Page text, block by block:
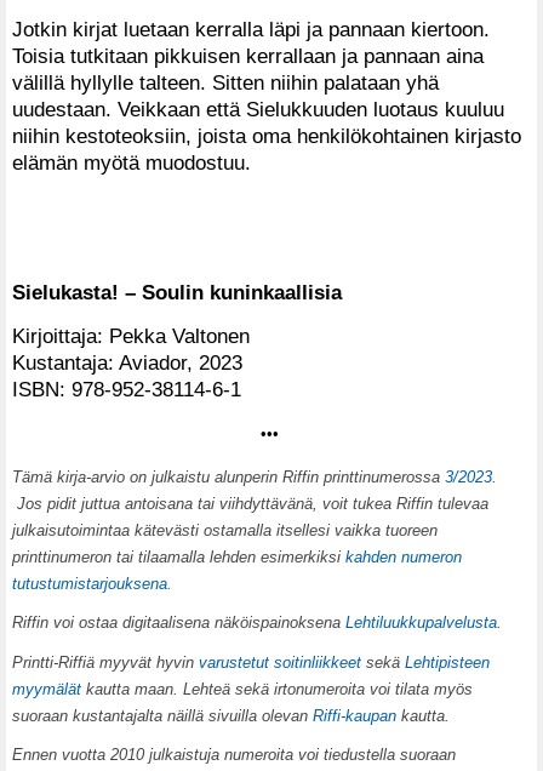
Jotkin kirjat luetaan kerralla läpi ja pannaan kiertoon.
Toisia tutkitaan pikkuisen kerrallaan ja pannaan aina
välillä hyllylle talteen. Sitten niihin palataan yhä
uudestaan. Veikkaan että Sielukkuuden luotaus kuuluu
niihin kestoteoksiin, joista oma henkilökohtainen kirjasto
elämän myötä muodostuu.
Sielukasta! – Soulin kuninkaallisia
Kirjoittaja: Pekka Valtonen
Kustantaja: Aviador, 2023
ISBN: 978-952-38114-6-1
•••
Tämä kirja-arvio on julkaistu alunperin Riffin printtinumerossa 3/2023.
Jos pidit juttua antoisana tai viihdyttävänä, voit tukea Riffin tulevaa
julkaisutoimintaa kätevästi ostamalla itsellesi vaikka tuoreen
printtinumeron tai tilaamalla lehden esimerkiksi kahden numeron
tutustumistarjouksena.
Riffin voi ostaa digitaalisena näköispainoksena Lehtiluukkupalvelusta.
Printti-Riffiä myyvät hyvin varustetut soitinliikkeet sekä Lehtipisteen
myymälät kautta maan. Lehteä sekä irtonumeroita voi tilata myös
suoraan kustantajalta näillä sivuilla olevan Riffi-kaupan kautta.
Ennen vuotta 2010 julkaistuja numeroita voi tiedustella suoraan